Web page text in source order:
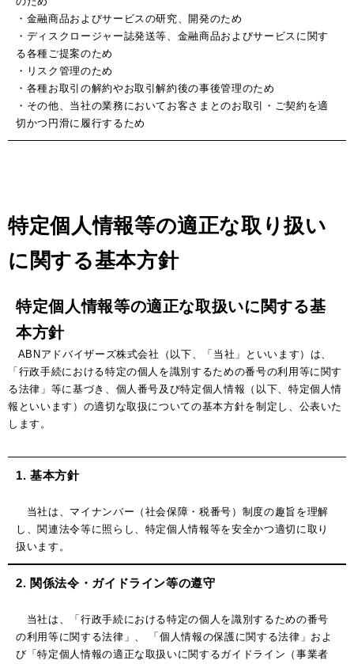
・金融商品およびサービスの研究、開発のため
・ディスクロージャー誌発送等、金融商品およびサービスに関す
る各種ご提案のため
・リスク管理のため
・各種お取引の解約やお取引解約後の事後管理のため
・その他、当社の業務においてお客さまとのお取引・ご契約を適
切かつ円滑に履行するため
特定個人情報等の適正な取り扱い
に関する基本方針
特定個人情報等の適正な取扱いに関する基
本方針
ABNアドバイザーズ株式会社（以下、「当社」といいます）は、
「行政手続における特定の個人を識別するための番号の利用等に関す
る法律」等に基づき、個人番号及び特定個人情報（以下、特定個人情
報といいます）の適切な取扱についての基本方針を制定し、公表いた
します。
1. 基本方針
当社は、マイナンバー（社会保障・税番号）制度の趣旨を理解
し、関連法令等に照らし、特定個人情報等を安全かつ適切に取り
扱います。
2. 関係法令・ガイドライン等の遵守
当社は、「行政手続における特定の個人を識別するための番号
の利用等に関する法律」、 「個人情報の保護に関する法律」およ
び「特定個人情報の適正な取扱いに関するガイドライン（事業者